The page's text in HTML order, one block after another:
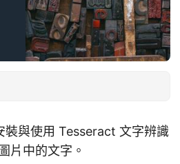
裝與使用 Tesseract 文字辨識
片中的文字。